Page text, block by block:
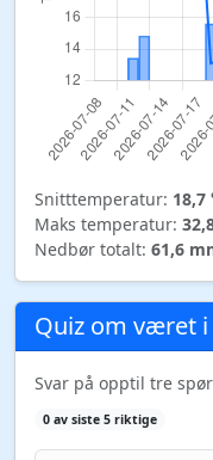
Snitttemperatur: 18,7
Maks temperatur:
Nedbør totalt: 61,6
Quiz om været i
Svar på opptil tre
0 av siste 5 riktige